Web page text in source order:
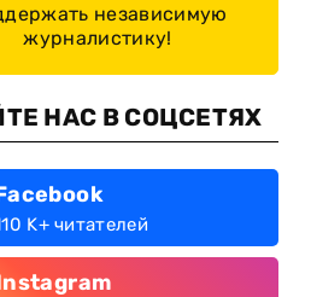
независимую
журналистику!
НАС В СОЦСЕТЯХ
K+ читателей